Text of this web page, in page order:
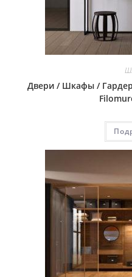
Двери / Шкафы /